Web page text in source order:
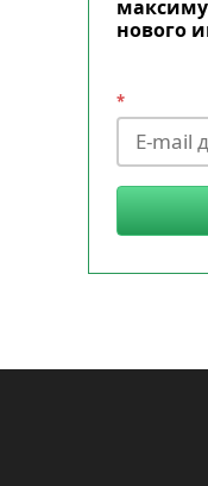
нового
*